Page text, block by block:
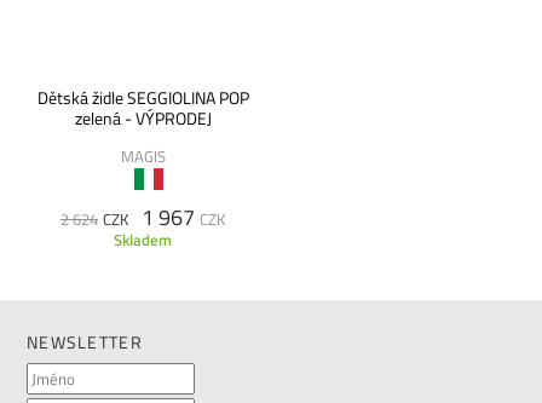
Dětská židle SEGGIOLINA POP
zelená - VÝPRODEJ
MAGIS
2 624 CZK 1 967 CZK
Skladem
NEWSLETTER